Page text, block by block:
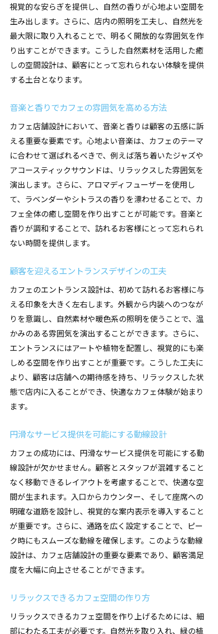
視覚的な安らぎを提供し、自然の香りが心地よい空間を
生み出します。さらに、店内の照明を工夫し、自然光を
最大限に取り入れることで、明るく開放的な雰囲気を作
り出すことができます。こうした自然素材を活用した癒
しの空間設計は、顧客にとって忘れられない体験を提供
する土台となります。
音楽と香りでカフェの雰囲気を高める方法
カフェ店舗設計において、音楽と香りは顧客の五感に訴
える重要な要素です。心地よい音楽は、カフェのテーマ
に合わせて選ばれるべきで、例えば落ち着いたジャズや
アコースティックサウンドは、リラックスした雰囲気を
演出します。さらに、アロマディフューザーを使用し
て、ラベンダーやシトラスの香りを漂わせることで、カ
フェ全体の癒し空間を作り出すことが可能です。音楽と
香りが調和することで、訪れるお客様にとって忘れられ
ない時間を提供します。
顧客を迎えるエントランスデザインの工夫
カフェのエントランス設計は、初めて訪れるお客様に与
える印象を大きく左右します。外観から内装へのつなが
りを意識し、自然素材や暖色系の照明を使うことで、温
かみのある雰囲気を演出することができます。さらに、
エントランスにはアートや植物を配置し、視覚的にも楽
しめる空間を作り出すことが重要です。こうした工夫に
より、顧客は店舗への期待感を持ち、リラックスした状
態で店内に入ることができ、快適なカフェ体験が始まり
ます。
円滑なサービス提供を可能にする動線設計
カフェの成功には、円滑なサービス提供を可能にする動
線設計が欠かせません。顧客とスタッフが混雑すること
なく移動できるレイアウトを考慮することで、快適な空
間が生まれます。入口からカウンター、そして座席への
明確な道筋を設計し、視覚的な案内表示を導入すること
が重要です。さらに、通路を広く設定することで、ピー
ク時にもスムーズな動線を確保します。このような動線
設計は、カフェ店舗設計の重要な要素であり、顧客満足
度を大幅に向上させることができます。
リラックスできるカフェ空間の作り方
リラックスできるカフェ空間を作り上げるためには、細
部にわたる工夫が必要です。自然光を取り入れ、緑の植